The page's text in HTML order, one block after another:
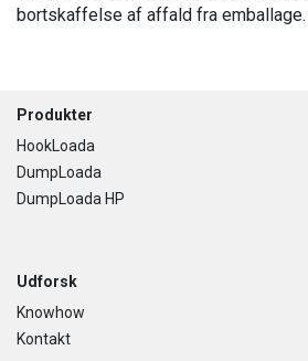
bortskaffelse af affald fra emballage.
Footer
Produkter
HookLoada
DumpLoada
DumpLoada HP
Udforsk
Knowhow
Kontakt